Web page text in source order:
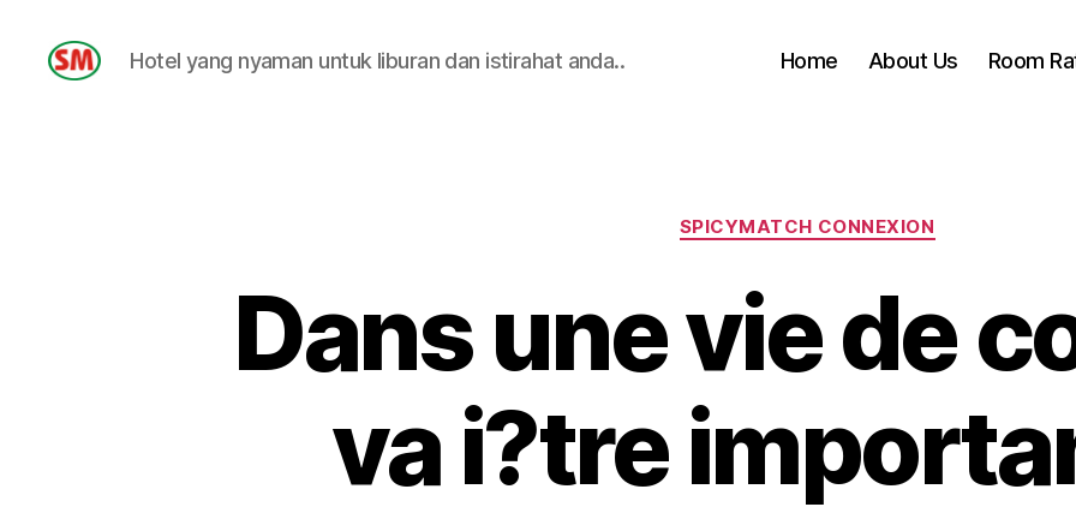
Hotel yang nyaman untuk liburan dan istirahat anda.. Home About Us Room
Categories
SPICYMATCH CONNEXION
Dans une vie de
va i?tre